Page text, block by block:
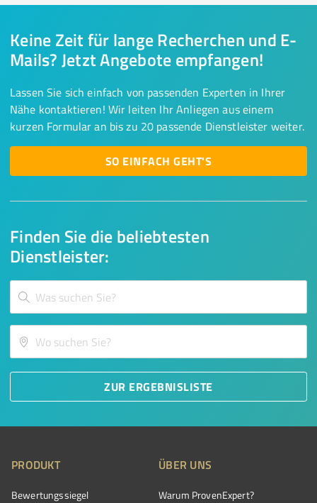
Finden Sie die beliebtesten
Dienstleister:
ZUR ERGEBNISLISTE
Keine Zeit für lange Recherchen und E-
Mails? Jetzt Angebote empfangen!
Lassen Sie sich einfach von passenden Experten in Ihrer
Nähe kontaktieren! Wir leiten Ihr Anliegen aus einem
kurzen Formular an bis zu 20 passende Dienstleister weiter.
SO EINFACH GEHT'S
PRODUKT
Bewertungssiegel
ÜBER UNS
Warum ProvenExpert?